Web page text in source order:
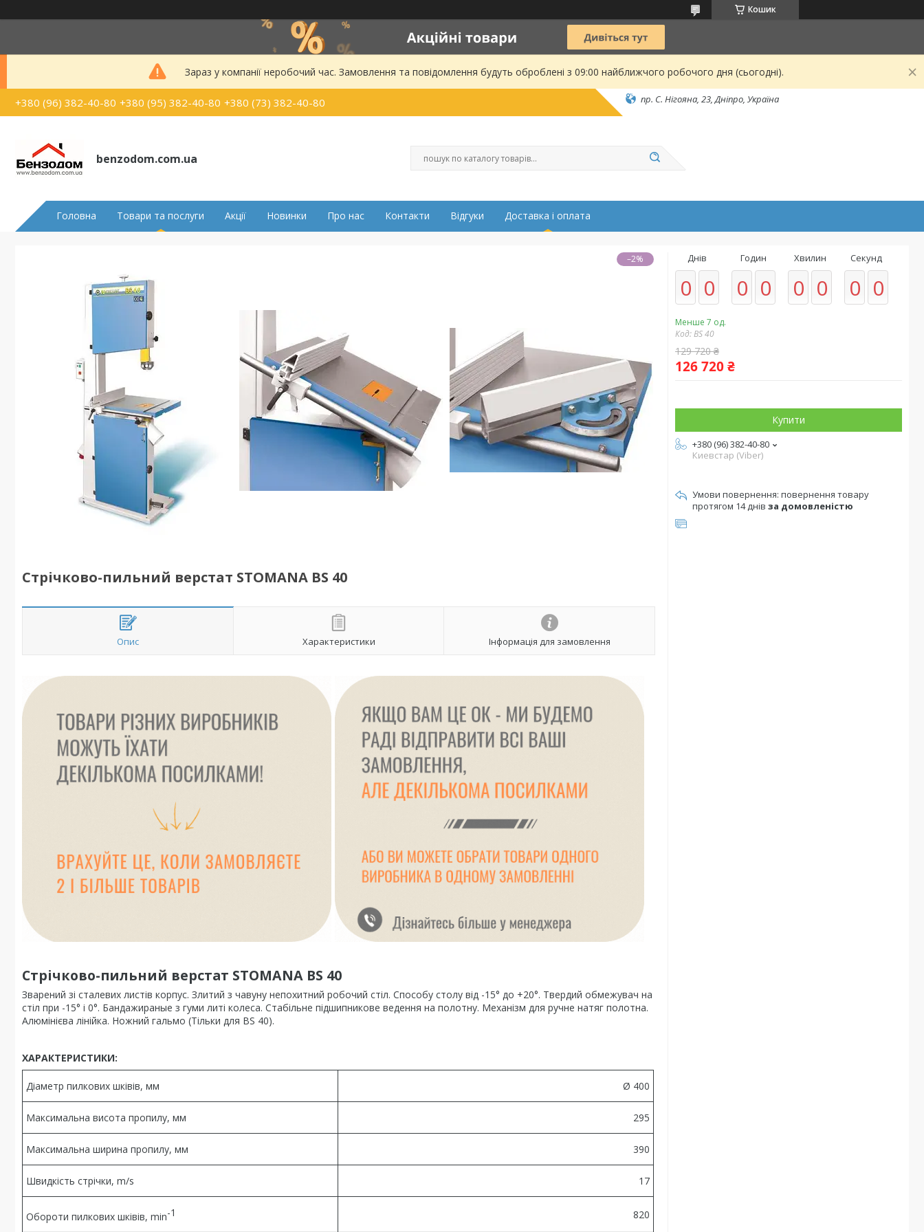
Кошик
Зараз у компанії неробочий час. Замовлення та повідомлення будуть оброблені з 09:00 найближчого робочого дня (сьогодні).
+380 (96) 382-40-80 +380 (95) 382-40-80 +380 (73) 382-40-80 пр. С. Нігояна, 23, Дніпро, Україна
benzodom.com.ua
Головна Товари та послуги Акції Новинки Про нас Контакти Відгуки Доставка і оплата
–2%
Стрічково-пильний верстат STOMANA BS 40
Опис Характеристики Інформація для замовлення
Стрічково-пильний верстат STOMANA BS 40
Зварений зі сталевих листів корпус. Злитий з чавуну непохитний робочий стіл. Способу столу від -15° до +20°. Твердий обмежувач на
стіл при -15° і 0°. Бандажираные з гуми литі колеса. Стабільне підшипникове ведення на полотну. Механізм для ручне натяг полотна.
Алюмінієва лінійка. Ножний гальмо (Тільки для BS 40).
ХАРАКТЕРИСТИКИ:
Діаметр пилкових шківів, мм Ø 400
Максимальна висота пропилу, мм 295
Максимальна ширина пропилу, мм 390
Швидкість стрічки, m/s 17
Обороти пилкових шківів, min-1 820
Днів
0 0
Годин
0 0
Хвилин
0 0
Секунд
0 0
Менше 7 од.
Код:BS 40
129 720 ₴
126 720 ₴
Купити
+380 (96) 382-40-80
Киевстар (Viber)
повернення товару
протягом 14 днів за домовленістю